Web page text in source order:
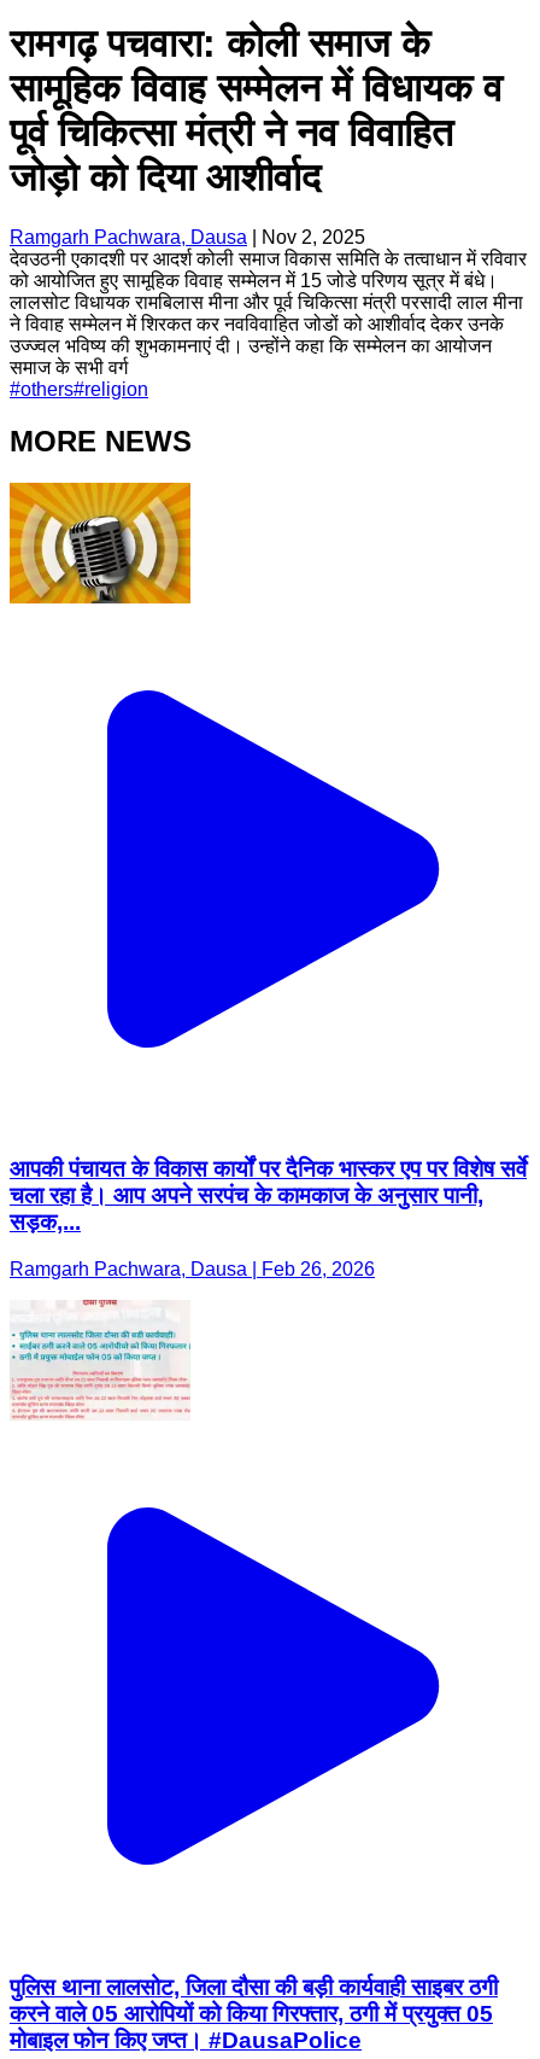
रामगढ़ पचवारा: कोली समाज के
सामूहिक विवाह सम्मेलन में विधायक व
पूर्व चिकित्सा मंत्री ने नव विवाहित
जोड़ो को दिया आशीर्वाद
Ramgarh Pachwara, Dausa
Nov 2, 2025
देवउठनी एकादशी पर आदर्श कोली समाज विकास समिति के तत्वाधान में रविवार
को आयोजित हुए सामूहिक विवाह सम्मेलन में 15 जोडे परिणय सूत्र में बंधे।
लालसोट विधायक रामबिलास मीना और पूर्व चिकित्सा मंत्री परसादी लाल मीना
ने विवाह सम्मेलन में शिरकत कर नवविवाहित जोडों को आशीर्वाद देकर उनके
उज्ज्वल भविष्य की शुभकामनाएं दी। उन्होंने कहा कि सम्मेलन का आयोजन
समाज के सभी वर्ग
#others#religion
MORE NEWS
आपकी पंचायत के विकास कार्यों पर दैनिक भास्कर एप पर विशेष सर्वे
चला रहा है। आप अपने सरपंच के कामकाज के अनुसार पानी,
सड़क,...
Ramgarh Pachwara, Dausa | Feb 26, 2026
पुलिस थाना लालसोट, जिला दौसा की बड़ी कार्यवाही साइबर ठगी
करने वाले 05 आरोपियों को किया गिरफ्तार, ठगी में प्रयुक्त 05
मोबाइल फोन किए जप्त। #DausaPolice